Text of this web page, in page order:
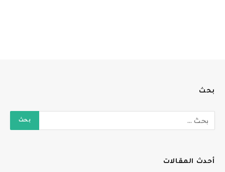
بحث
أحدث المقالات